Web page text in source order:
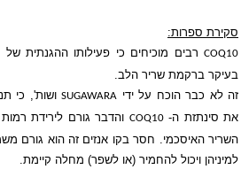
סקירת ספרות:
COQ10רבים מוכיחים כי פעילותו ההגנתית של
בעיקר ברקמת שריר הלב.
זה לא כבר הוכח על ידי
SUGAWARA ושות', כי
את סינתזת ה-COQ10 והדבר גורם לירידת
השריר האיסכמי. חסר בקו אנזים זה הוא גורם
למיניהן ויכול להחמיר (או לשפר) מחלה קיימת.